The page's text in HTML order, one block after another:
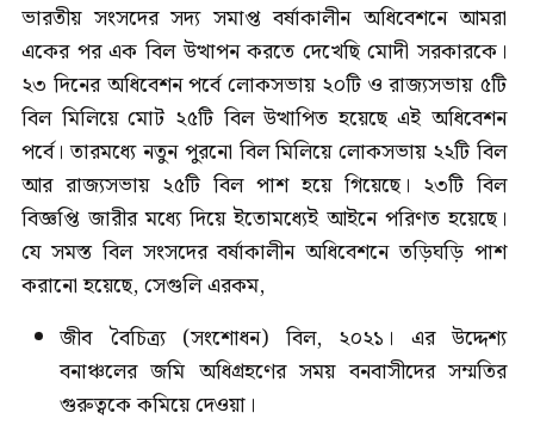
ভারতীয় সংসদের সদ্য সমাপ্ত বর্ষাকালীন অধিবেশনে আমরা
একের পর এক বিল উত্থাপন করতে দেখেছি মোদী সরকারকে।
২৩ দিনের অধিবেশন পর্বে লোকসভায় ২০টি ও রাজ্যসভায় ৫টি
বিল মিলিয়ে মোট ২৫টি বিল উত্থাপিত হয়েছে এই অধিবেশন
পর্বে। তারমধ্যে নতুন পুরনো বিল মিলিয়ে লোকসভায় ২২টি বিল
আর রাজ্যসভায় ২৫টি বিল পাশ হয়ে গিয়েছে। ২৩টি বিল
বিজ্ঞপ্তি জারীর মধ্যে দিয়ে ইতোমধ্যেই আইনে পরিণত হয়েছে।
যে সমস্ত বিল সংসদের বর্ষাকালীন অধিবেশনে তড়িঘড়ি পাশ
করানো হয়েছে, সেগুলি এরকম,
জীব বৈচিত্র্য (সংশোধন) বিল, ২০২১। এর উদ্দেশ্য
বনাঞ্চলের জমি অধিগ্রহণের সময় বনবাসীদের সম্মতির
গুরুত্বকে কমিয়ে দেওয়া।